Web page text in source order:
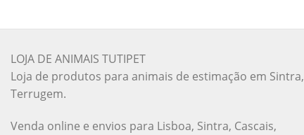
LOJA DE ANIMAIS TUTIPET
Loja de produtos para animais de estimação em Sintra,
Terrugem.
Venda online e envios para Lisboa, Sintra, Cascais,